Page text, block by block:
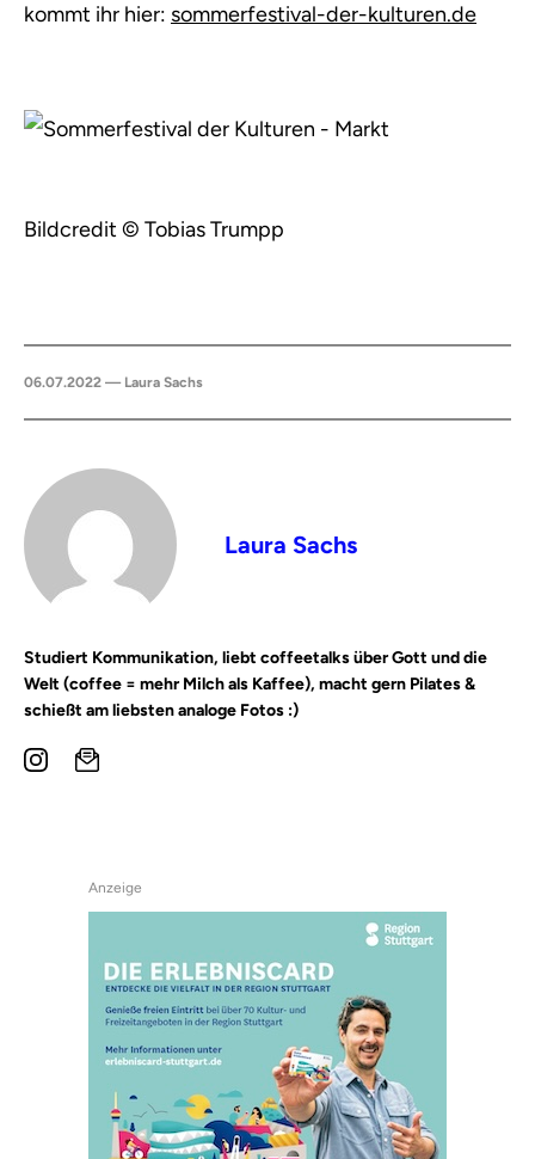
kommt ihr hier: sommerfestival-der-kulturen.de
Bildcredit © Tobias Trumpp
06.07.2022 — Laura Sachs
Laura Sachs
Studiert Kommunikation, liebt coffeetalks über Gott und die
Welt (coffee = mehr Milch als Kaffee), macht gern Pilates &
schießt am liebsten analoge Fotos :)
Anzeige